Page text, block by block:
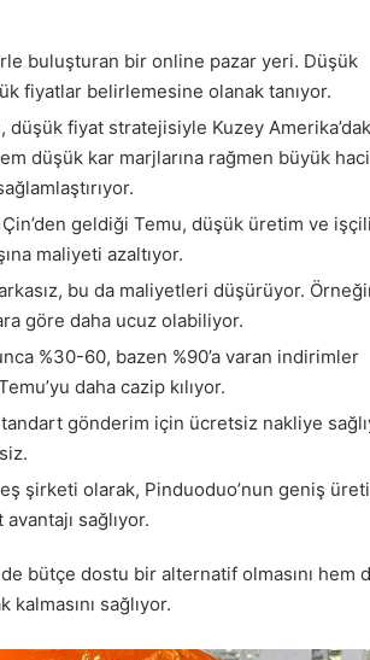
buluşturan bir online pazar yeri. Düşük
fiyatlar belirlemesine olanak tanıyor.
düşük fiyat stratejisiyle Kuzey
düşük kar marjlarına rağmen büyük
geldiği Temu, düşük üretim ve
maliyeti azaltıyor.
bu da maliyetleri düşürüyor.
göre daha ucuz olabiliyor.
%30-60, bazen %90’a varan indirimler
daha cazip kılıyor.
gönderim için ücretsiz nakliye
şirketi olarak, Pinduoduo’nun geniş
sağlıyor.
bütçe dostu bir alternatif olmasını hem
sağlıyor.